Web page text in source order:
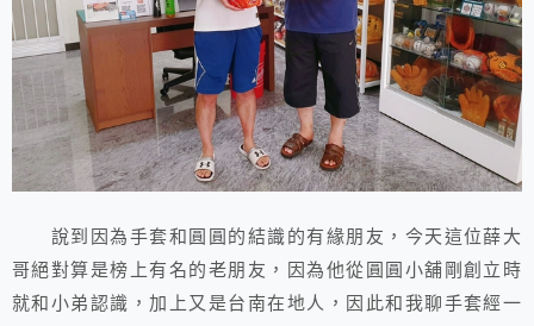
說到因為手套和圓圓的結識的有緣朋友，今天這位薛大
哥絕對算是榜上有名的老朋友，因為他從圓圓小舖剛創立時
就和小弟認識，加上又是台南在地人，因此和我聊手套經一